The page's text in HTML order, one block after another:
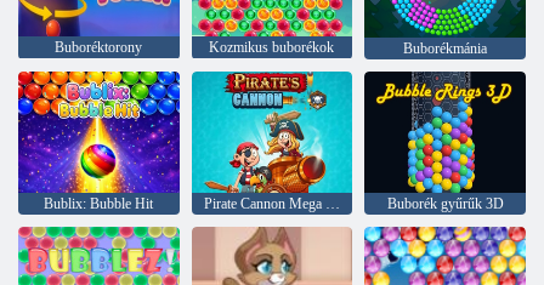
Buboréktorony Kozmikus buborékok Buborékmánia
Bublix: Bubble Hit Pirate Cannon Mega Battle Buborék gyűrűk 3D